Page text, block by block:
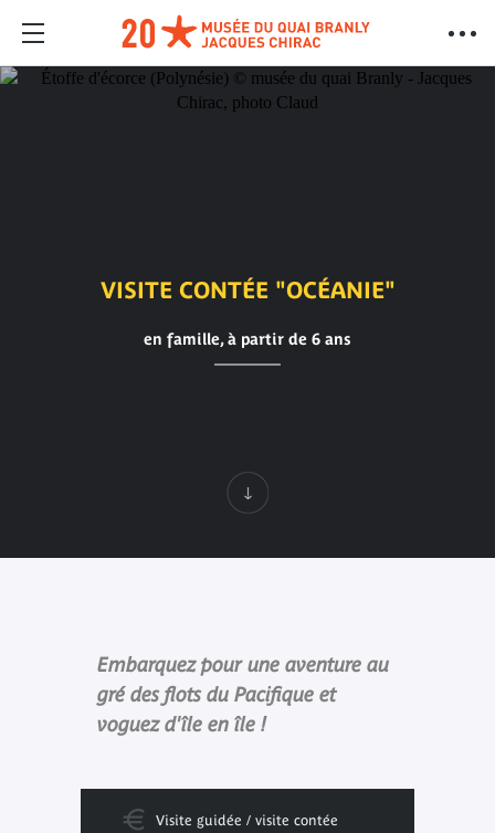
VISITE CONTÉE "OCÉANIE"
en famille, à partir de 6 ans
Embarquez pour une aventure au
gré des flots du Pacifique et
voguez d'île en île !
Visite guidée / visite contée